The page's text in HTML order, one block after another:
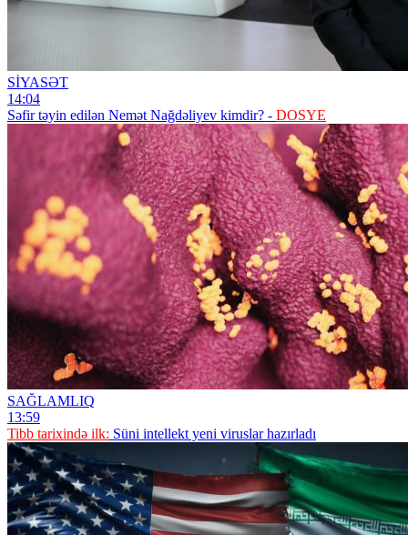
SİYASƏT
14:04
Səfir təyin edilən Nemət Nağdəliyev kimdir? - DOSYE
SAĞLAMLIQ
13:59
Tibb tarixində ilk: Süni intellekt yeni viruslar hazırladı